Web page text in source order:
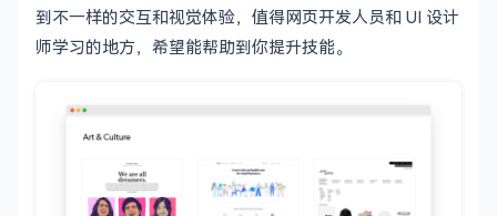
到不一样的交互和视觉体验，值得网页开发人员和 UI 设计
师学习的地方，希望能帮助到你提升技能。